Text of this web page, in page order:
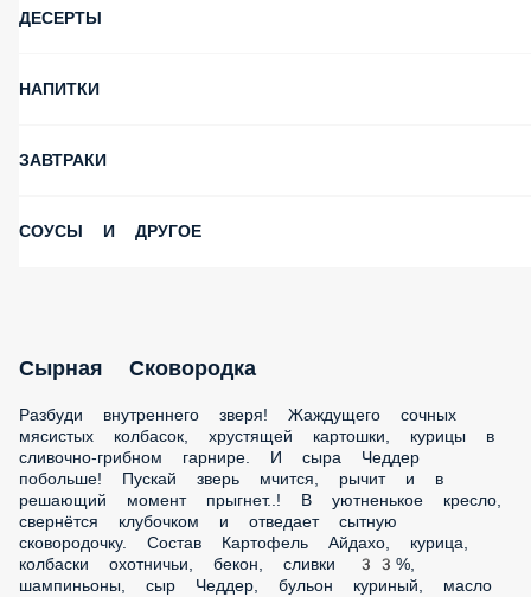
ДЕСЕРТЫ
НАПИТКИ
ЗАВТРАКИ
СОУСЫ И ДРУГОЕ
Сырная Сковородка
Разбуди внутреннего зверя! Жаждущего сочных мясистых
колбасок, хрустящей картошки, курицы в сливочно-
грибном гарнире. И сыра Чеддер побольше! Пускай зверь
мчится, рычит и в решающий момент прыгнет..! В
уютненькое кресло, свернётся клубочком и отведает
сытную сковородочку. Состав Картофель Айдахо, курица,
колбаски охотничьи, бекон, сливки 33%, шампиньоны, сыр
Чеддер, бульон куриный, масло растительное, зелень
укропа.